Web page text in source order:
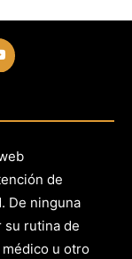
de
De ninguna
rutina de
u otro